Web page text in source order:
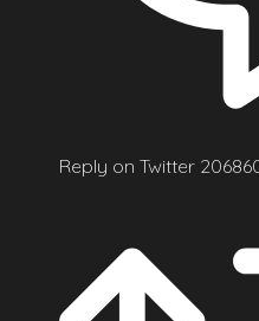
Reply on Twitter